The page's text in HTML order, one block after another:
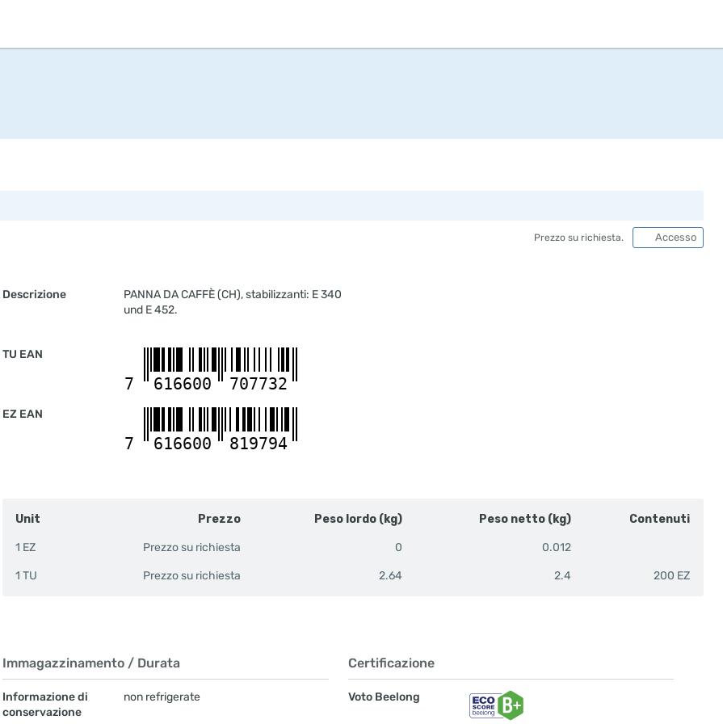
Prezzo su richiesta. Accesso
Descrizione
PANNA DA CAFFÈ (CH), stabilizzanti: E 340
und E 452.
TU EAN
7 616600 707732
EZ EAN
7 616600 819794
Unit Prezzo Peso lordo (kg) Peso netto (kg) Contenuti
1 EZ Prezzo su richiesta 0 0.012
1 TU Prezzo su richiesta 2.64 2.4 200 EZ
Immagazzinamento / Durata
Informazione di
conservazione
non refrigerate
Certificazione
Voto Beelong